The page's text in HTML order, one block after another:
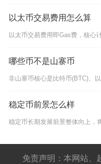
以太币交易费用怎么算
哪些币不是山寨币
稳定币前景怎么样
免责声明：本网站、